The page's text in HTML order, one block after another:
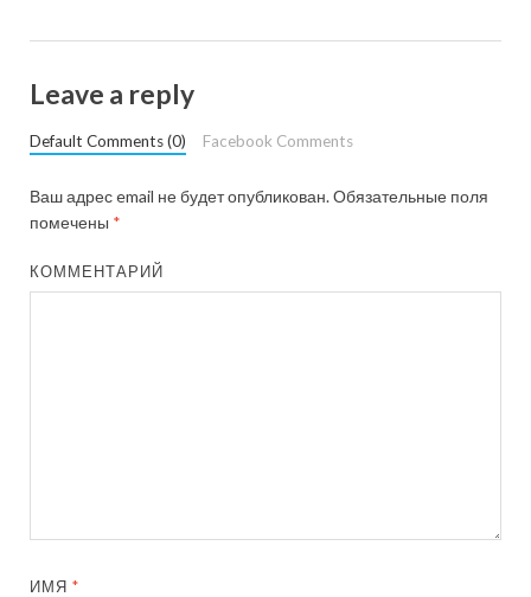
Leave a reply
Default Comments (0) Facebook Comments
Ваш адрес email не будет опубликован.Обязательные поля
помечены *
КОММЕНТАРИЙ
ИМЯ*